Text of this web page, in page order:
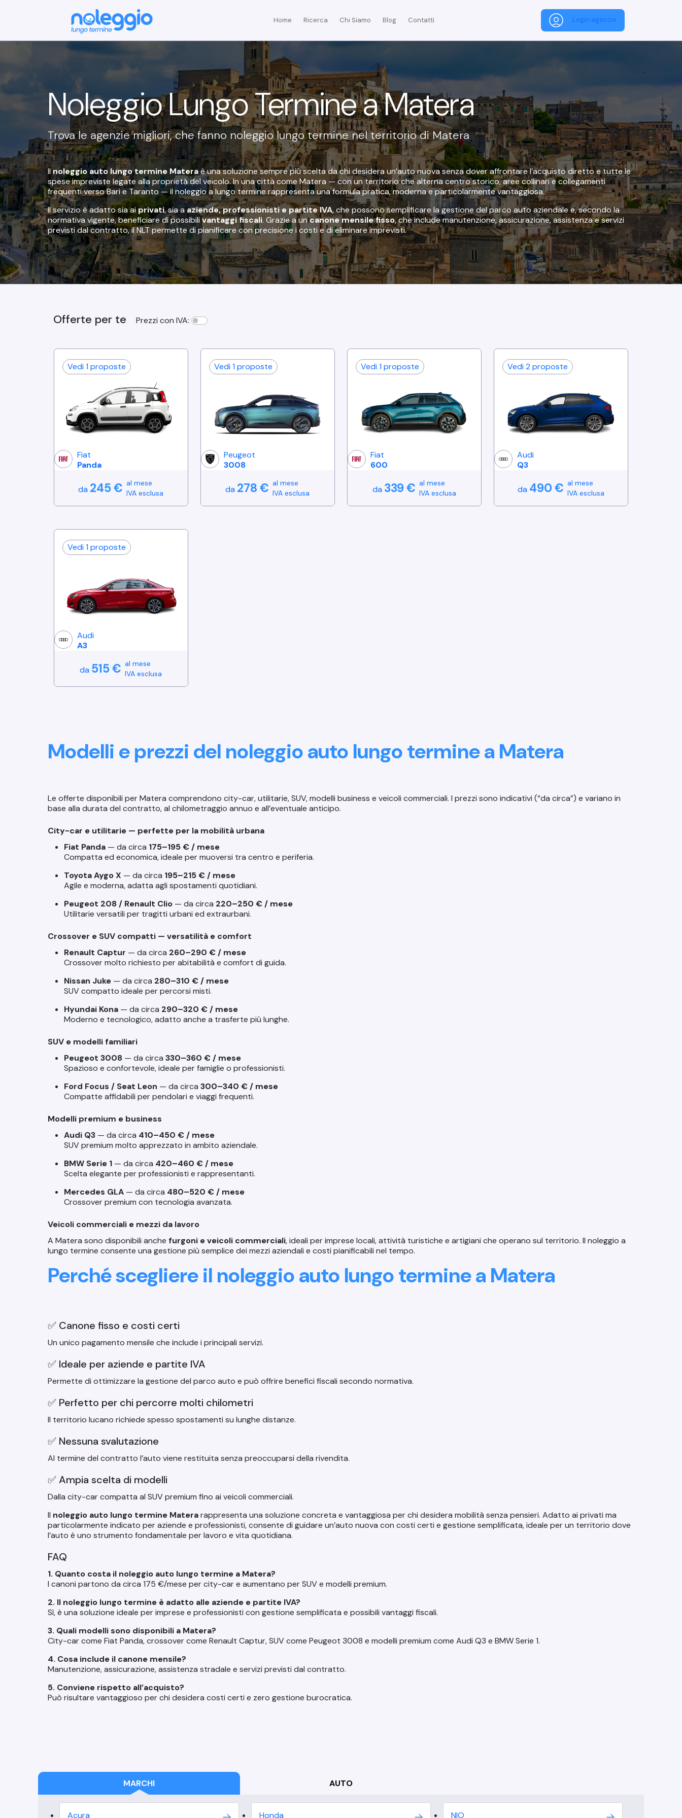
Home Ricerca Chi Siamo Blog Contatti Login agenzie
Noleggio Lungo TermineaMatera
Trova le agenzie migliori, che fanno noleggio lungo termine nel territorio diMatera
Ilnoleggio auto lungo termine Materaè una soluzione sempre più scelta da chi desidera un’auto nuova senza dover affrontare l’acquisto diretto e tutte le
spese impreviste legate alla proprietà del veicolo. In una città come Matera — con un territorio che alterna centro storico, aree collinari e collegamenti
frequenti verso Bari e Taranto — il noleggio a lungo termine rappresenta una formula pratica, moderna e particolarmente vantaggiosa.
Il servizio è adatto sia aiprivati, sia aaziende, professionisti e partite IVA, che possono semplificare la gestione del parco auto aziendale e, secondo la
normativa vigente, beneficiare di possibilivantaggi fiscali. Grazie a uncanone mensile fisso, che include manutenzione, assicurazione, assistenza e servizi
previsti dal contratto, il NLT permette di pianificare con precisione i costi e di eliminare imprevisti.
Offerte per te Prezzi con IVA:
Vedi 1 proposte
Fiat
Panda
da 245€ al mese
IVA esclusa
Vedi 1 proposte
Peugeot
3008
da 278 € al mese
IVA esclusa
Vedi 1 proposte
Fiat
600
da 339€ al mese
IVA esclusa
Vedi 2 proposte
Audi
Q3
da 490€ al mese
IVA esclusa
Vedi 1 proposte
Audi
A3
da 515€ al mese
IVA esclusa
Modelli e prezzi del noleggio auto lungo termine a Matera
Le offerte disponibili per Matera comprendono city-car, utilitarie, SUV, modelli business e veicoli commerciali. I prezzi sono indicativi (“da circa”) e variano in
base alla durata del contratto, al chilometraggio annuo e all’eventuale anticipo.
City-car e utilitarie — perfette per la mobilità urbana
Fiat Panda — da circa 175–195 € / mese
Compatta ed economica, ideale per muoversi tra centro e periferia.
Toyota Aygo X — da circa 195–215 € / mese
Agile e moderna, adatta agli spostamenti quotidiani.
Peugeot 208 / Renault Clio — da circa 220–250 € / mese
Utilitarie versatili per tragitti urbani ed extraurbani.
Crossover e SUV compatti — versatilità e comfort
Renault Captur — da circa 260–290 € / mese
Crossover molto richiesto per abitabilità e comfort di guida.
Nissan Juke — da circa 280–310 € / mese
SUV compatto ideale per percorsi misti.
Hyundai Kona — da circa 290–320 € / mese
Moderno e tecnologico, adatto anche a trasferte più lunghe.
SUV e modelli familiari
Peugeot 3008 — da circa 330–360 € / mese
Spazioso e confortevole, ideale per famiglie o professionisti.
Ford Focus / Seat Leon — da circa 300–340 € / mese
Compatte affidabili per pendolari e viaggi frequenti.
Modelli premium e business
Audi Q3 — da circa 410–450 € / mese
SUV premium molto apprezzato in ambito aziendale.
BMW Serie 1 — da circa 420–460 € / mese
Scelta elegante per professionisti e rappresentanti.
Mercedes GLA — da circa 480–520 € / mese
Crossover premium con tecnologia avanzata.
Veicoli commerciali e mezzi da lavoro
A Matera sono disponibili anche furgoni e veicoli commerciali, ideali per imprese locali, attività turistiche e artigiani che operano sul territorio. Il noleggio a
lungo termine consente una gestione più semplice dei mezzi aziendali e costi pianificabili nel tempo.
Perché scegliere il noleggio auto lungo termine a Matera
✅ Canone fisso e costi certi
Un unico pagamento mensile che include i principali servizi.
✅ Ideale per aziende e partite IVA
Permette di ottimizzare la gestione del parco auto e può offrire benefici fiscali secondo normativa.
✅ Perfetto per chi percorre molti chilometri
Il territorio lucano richiede spesso spostamenti su lunghe distanze.
✅ Nessuna svalutazione
Al termine del contratto l’auto viene restituita senza preoccuparsi della rivendita.
✅ Ampia scelta di modelli
Dalla city-car compatta al SUV premium fino ai veicoli commerciali.
Il noleggio auto lungo termine Materarappresenta una soluzione concreta e vantaggiosa per chi desidera mobilità senza pensieri. Adatto ai privati ma
particolarmente indicato per aziende e professionisti, consente di guidare un’auto nuova con costi certi e gestione semplificata, ideale per un territorio dove
l’auto è uno strumento fondamentale per lavoro e vita quotidiana.
FAQ
1. Quanto costa il noleggio auto lungo termine a Matera?
I canoni partono da circa 175 €/mese per city-car e aumentano per SUV e modelli premium.
2. Il noleggio lungo termine è adatto alle aziende e partite IVA?
Sì, è una soluzione ideale per imprese e professionisti con gestione semplificata e possibili vantaggi fiscali.
3. Quali modelli sono disponibili a Matera?
City-car come Fiat Panda, crossover come Renault Captur, SUV come Peugeot 3008 e modelli premium come Audi Q3 e BMW Serie 1.
4. Cosa include il canone mensile?
Manutenzione, assicurazione, assistenza stradale e servizi previsti dal contratto.
5. Conviene rispetto all’acquisto?
Può risultare vantaggioso per chi desidera costi certi e zero gestione burocratica.
MARCHI AUTO
Acura Honda NIO